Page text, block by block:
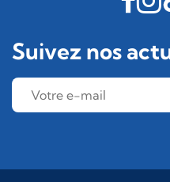
Suivez nos